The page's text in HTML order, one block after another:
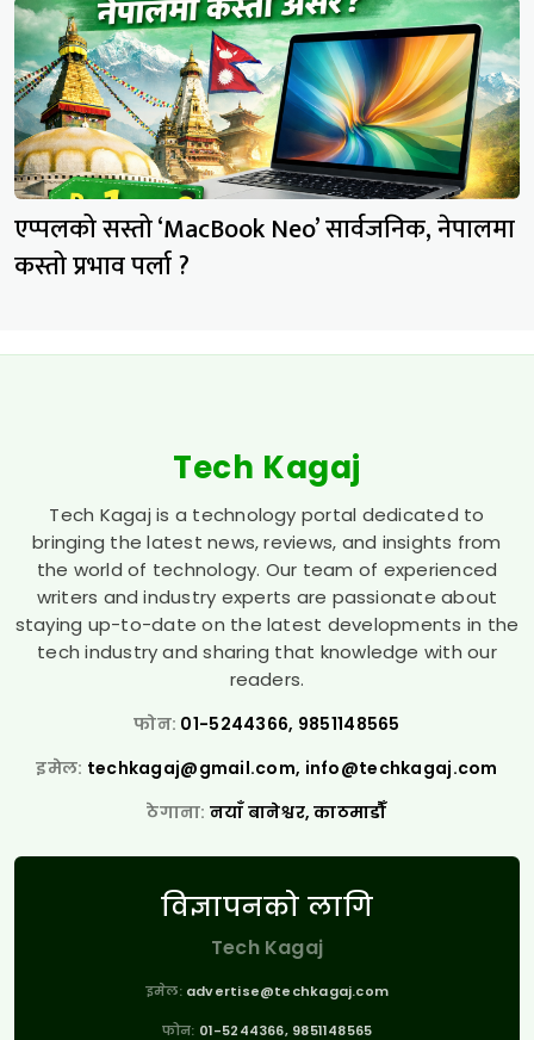
एप्पलको सस्तो ‘MacBook Neo’ सार्वजनिक, नेपालमा
कस्तो प्रभाव पर्ला ?
Tech Kagaj
Tech Kagaj is a technology portal dedicated to
bringing the latest news, reviews, and insights from
the world of technology. Our team of experienced
writers and industry experts are passionate about
staying up-to-date on the latest developments in the
tech industry and sharing that knowledge with our
readers.
फोन: 01-5244366, 9851148565
इमेल: techkagaj@gmail.com, info@techkagaj.com
ठेगाना: नयाँ बानेश्वर, काठमाडौँ
विज्ञापनको लागि
Tech Kagaj
इमेल: advertise@techkagaj.com
फोन: 01-5244366, 9851148565